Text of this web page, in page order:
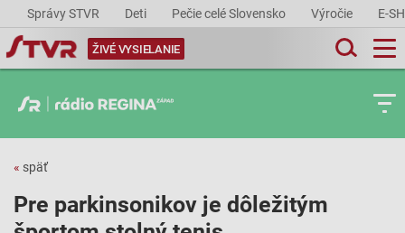
Správy STVR Deti Pečie celé Slovensko Výročie E-
ŽIVÉ VYSIELANIE
« späť
Pre parkinsonikov je dôležitým